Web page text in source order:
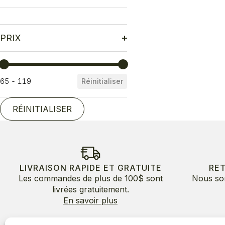
PRIX
Prix
65 - 119 Réinitialiser
RÉINITIALISER
LIVRAISON RAPIDE ET GRATUITE
Les commandes de plus de 100$ sont
livrées gratuitement.
En savoir plus
Nous